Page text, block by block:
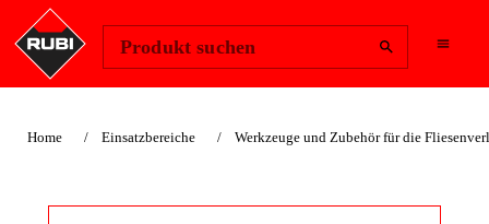
Produkt suchen
Home Einsatzbereiche Werkzeuge und Zubehör für die